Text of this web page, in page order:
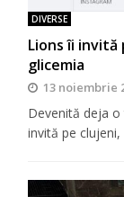
DIVERSE
Lions îi
glicemia
13 noiembrie
Devenită deja
invită pe